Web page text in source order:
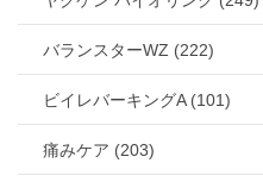
バランスターWZ (222)
ビイレバーキングA (101)
痛みケア (203)